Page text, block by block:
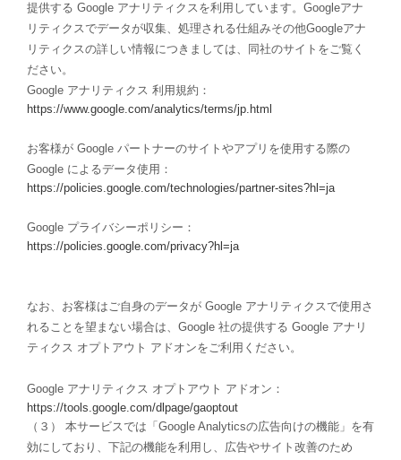
提供する Google アナリティクスを利用しています。Googleアナ
リティクスでデータが収集、処理される仕組みその他Googleアナ
リティクスの詳しい情報につきましては、同社のサイトをご覧く
ださい。
Google アナリティクス 利用規約：
https://www.google.com/analytics/terms/jp.html
お客様が Google パートナーのサイトやアプリを使用する際の
Google によるデータ使用：
https://policies.google.com/technologies/partner-sites?hl=ja
Google プライバシーポリシー：
https://policies.google.com/privacy?hl=ja
なお、お客様はご自身のデータが Google アナリティクスで使用さ
れることを望まない場合は、Google 社の提供する Google アナリ
ティクス オプトアウト アドオンをご利用ください。
Google アナリティクス オプトアウト アドオン：
https://tools.google.com/dlpage/gaoptout
（３） 本サービスでは「Google Analyticsの広告向けの機能」を有
効にしており、下記の機能を利用し、広告やサイト改善のため